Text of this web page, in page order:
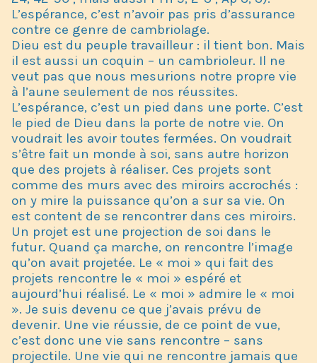
L’espérance, c’est n’avoir pas pris d’assurance
contre ce genre de cambriolage.
Dieu est du peuple travailleur : il tient bon. Mais
il est aussi un coquin – un cambrioleur. Il ne
veut pas que nous mesurions notre propre vie
à l’aune seulement de nos réussites.
L’espérance, c’est un pied dans une porte. C’est
le pied de Dieu dans la porte de notre vie. On
voudrait les avoir toutes fermées. On voudrait
s’être fait un monde à soi, sans autre horizon
que des projets à réaliser. Ces projets sont
comme des murs avec des miroirs accrochés :
on y mire la puissance qu’on a sur sa vie. On
est content de se rencontrer dans ces miroirs.
Un projet est une projection de soi dans le
futur. Quand ça marche, on rencontre l’image
qu’on avait projetée. Le « moi » qui fait des
projets rencontre le « moi » espéré et
aujourd’hui réalisé. Le « moi » admire le « moi
». Je suis devenu ce que j’avais prévu de
devenir. Une vie réussie, de ce point de vue,
c’est donc une vie sans rencontre – sans
projectile. Une vie qui ne rencontre jamais que